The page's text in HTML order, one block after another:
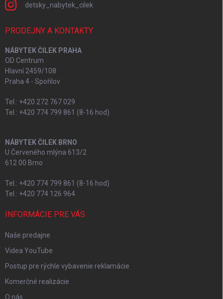
detsky_nabytek_cilek
PRODEJNY A KONTAKTY
NÁBYTEK ČILEK PRAHA
OD Centrum
Hlavní 2459/108
Praha 4 - Spořilov
Tel.: +420 272 767 029
Tel.: +420 774 799 861 (8-16 hod)
NÁBYTEK ČILEK BRNO
U Červeného mlýna 613/2
612 00 Brno
Tel.: +420 774 799 861 (8-16 hod)
Tel.: +420 774 126 964
INFORMÁCIE PRE VÁS
Naše predajne
Videa YouTube
Postup pre rýchle vybavenie reklamácie
Komerčné realizácie
O nás